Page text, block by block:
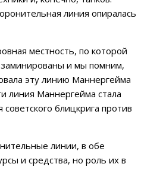
линия опиралась
местность, по которой
и мы помним,
эту линию Маннергейма
линия Маннергейма стала
блицкрига против
линии, в обе
и средства, но роль их в